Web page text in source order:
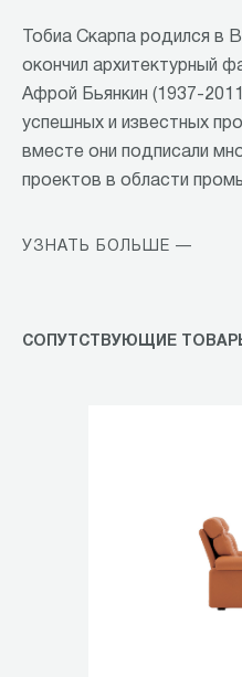
Тобиа Скарпа родился в
окончил архитектурный
Афрой Бьянкин (1937-
успешных и известных
вместе они подписали
проектов в области
УЗНАТЬ БОЛЬШЕ —
СОПУТСТВУЮЩИЕ